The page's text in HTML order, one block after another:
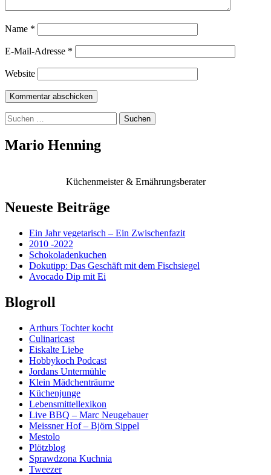
Name *
E-Mail-Adresse *
Website
Suchen
nach:
Mario Henning
Küchenmeister & Ernährungsberater
Neueste Beiträge
Ein Jahr vegetarisch – Ein Zwischenfazit
2010 -2022
Schokoladenkuchen
Dokutipp: Das Geschäft mit dem Fischsiegel
Avocado Dip mit Ei
Blogroll
Arthurs Tochter kocht
Culinaricast
Eiskalte Liebe
Hobbykoch Podcast
Jordans Untermühle
Klein Mädchenträume
Küchenjunge
Lebensmittellexikon
Live BBQ – Marc Neugebauer
Meissner Hof – Björn Sippel
Mestolo
Plötzblog
Sprawdzona Kuchnia
Tweezer